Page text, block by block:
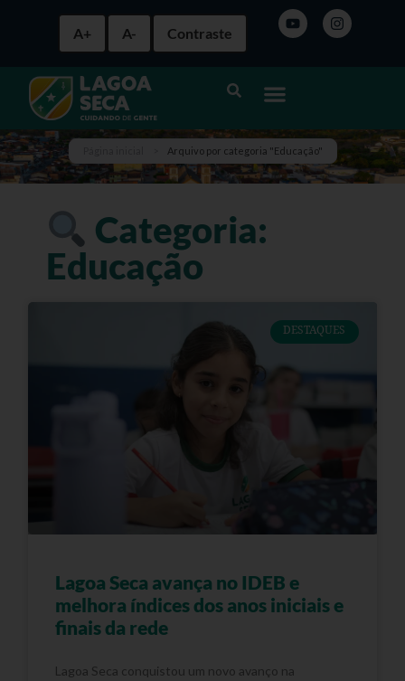
A+ A- Contraste
Arquivo por categoria "Educação"
Categoria:
Educação
DESTAQUES
Lagoa Seca avança no IDEB e
melhora índices dos anos iniciais e
finais da rede
Lagoa Seca conquistou um novo avanço na